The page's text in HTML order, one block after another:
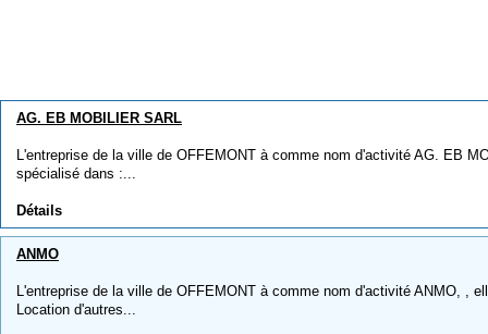
AG. EB MOBILIER SARL
L'entreprise de la ville de OFFEMONT à comme nom d'activité AG. EB
spécialisé dans :...
Détails
ANMO
L'entreprise de la ville de OFFEMONT à comme nom d'activité ANMO, ,
Location d'autres...